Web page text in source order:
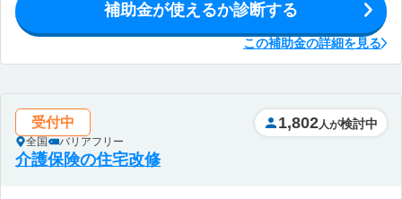
補助金が使えるか診断する
この補助金の詳細を見る
受付中
全国 バリアフリー
1,802 人が検討中
介護保険の住宅改修